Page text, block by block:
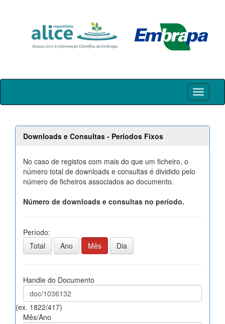
Skip
Downloads e Consultas - Períodos Fixos
No caso de registos com mais do que um ficheiro, o
número total de downloads e consultas é dividido pelo
número de ficheiros associados ao documento.
Número de downloads e consultas no período.
Período:
Total
Ano Mês Dia
Handle do Documento
(ex. 1822/417)
Mês/Ano